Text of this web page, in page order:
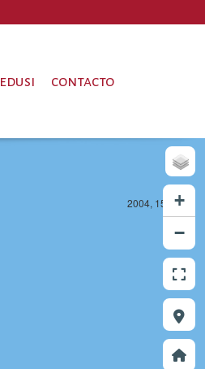
edusi contacto
2004, 1579, 12
+
−